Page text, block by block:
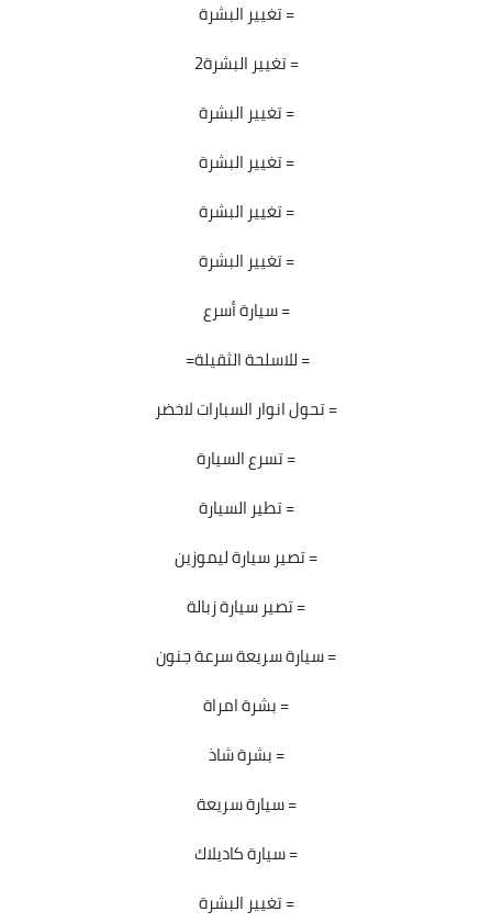
تغيير البشرة =
تغيير البشرة2 =
تغيير البشرة =
تغيير البشرة =
تغيير البشرة =
تغيير البشرة =
سيارة أسرع =
=للاسلحة الثقيلة =
تحول انوار السبارات لاخضر =
تسرع السيارة =
تطير السيارة =
تصير سيارة ليموزين =
تصير سيارة زبالة =
سيارة سريعة سرعة جنون =
بشرة امراة =
بشرة شاذ =
سيارة سريعة =
سيارة كاديلاك =
تغيير البشرة =